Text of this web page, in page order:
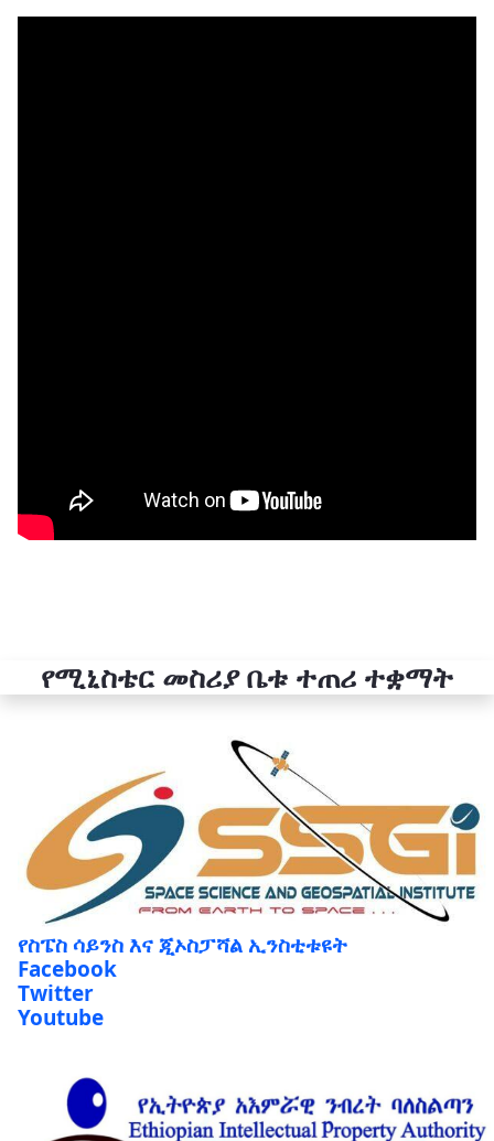
የስፔስ ሳይንስ እና ጂኦስፓሻል ኢንስቲቱዩት
Facebook
Twitter
Youtube